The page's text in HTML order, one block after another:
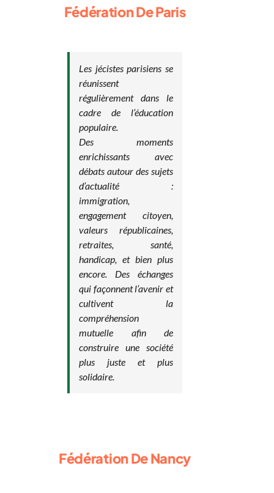
Fédération De Paris
Les jécistes parisiens se
réunissent
régulièrement dans le
cadre de l’éducation
populaire.
Des moments
enrichissants avec
débats autour des sujets
d’actualité :
immigration,
engagement citoyen,
valeurs républicaines,
retraites, santé,
handicap, et bien plus
encore. Des échanges
qui façonnent l’avenir et
cultivent la
compréhension
mutuelle afin de
construire une société
plus juste et plus
solidaire.
Fédération De Nancy